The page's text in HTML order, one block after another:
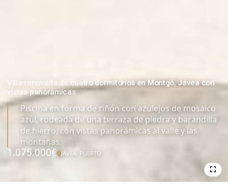
Villa renovada de cuatro dormitorios en Montgó, Jávea con
vistas panorámicas
Piscina en forma de riñón con azulejos de mosaico
azul, rodeada de una terraza de piedra y barandilla
de hierro, con vistas panorámicas al valle y las
montañas.
1.075.000€ JÁVEA, PUERTO